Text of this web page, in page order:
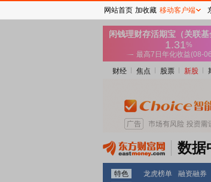
财经 焦点 股票 新股
数据
特色 龙虎榜单 融资融券
网站首页 加收藏 移动客户端